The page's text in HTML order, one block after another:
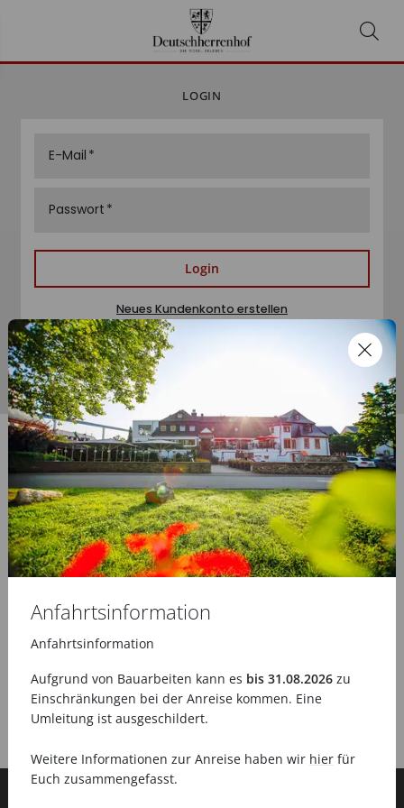
LOGIN
E-Mail
Passwort
Login
Neues Kundenkonto erstellen
Passwort zurücksetzen
Anfahrtsinformation
Anfahrtsinformation
Aufgrund von Bauarbeiten kann es bis 31.08.2026zu
Einschränkungen bei der Anreise kommen. Eine
Umleitung ist ausgeschildert.
Weitere Informationen zur Anreise haben wir hierfür
Euch zusammengefasst.